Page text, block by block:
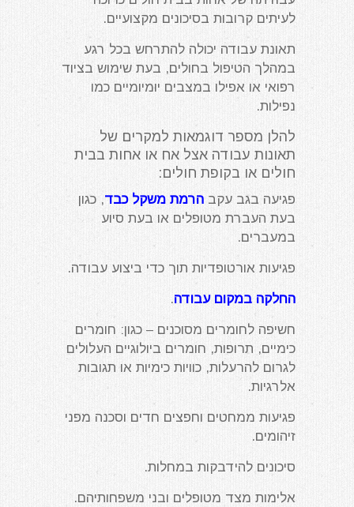
לעיתים קרובות בסיכונים מקצועיים.
תאונת עבודה יכולה להתרחש בכל רגע
במהלך הטיפול בחולים, בעת שימוש בציוד
רפואי או אפילו במצבים יומיומיים כמו
נפילות.
להלן מספר דוגמאות למקרים של
תאונות עבודה אצל אח או אחות בבית
חולים או בקופת חולים:
פגיעה בגב עקב הרמת משקל כבד, כגון
בעת העברת מטופלים או בעת סיוע
במעברים.
פגיעות אורטופדיות תוך כדי ביצוע עבודה.
החלקה במקום עבודה.
חשיפה לחומרים מסוכנים – כגון: חומרים
כימיים, תרופות, חומרים ביולוגיים העלולים
לגרום להרעלות, כוויות כימיות או תגובות
אלרגיות.
פגיעות ממחטים וחפצים חדים וסכנה מפני
זיהומים.
סיכונים להידבקות במחלות.
אלימות מצד מטופלים ובני משפחותיהם.